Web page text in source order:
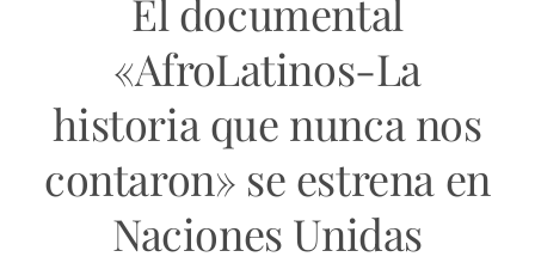
El documental
«AfroLatinos-La
historia que nunca nos
contaron» se estrena en
Naciones Unidas